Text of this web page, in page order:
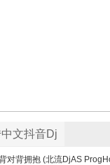
文抖音Dj